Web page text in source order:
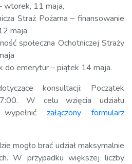
wtorek, 11 maja,
Straż Pożarna – finansowanie
maja,
społeczna Ochotniczej Straży
do emerytur – piątek 14 maja.
konsultacji: Początek
W celu wzięcia udziału
załączony formularz
mogło brać udział maksymalnie
W przypadku większej liczby